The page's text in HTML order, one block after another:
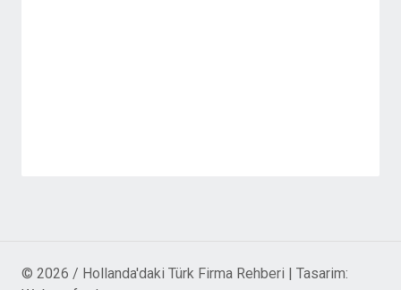
© 2026 / Hollanda'daki Türk Firma Rehberi | Tasarim: